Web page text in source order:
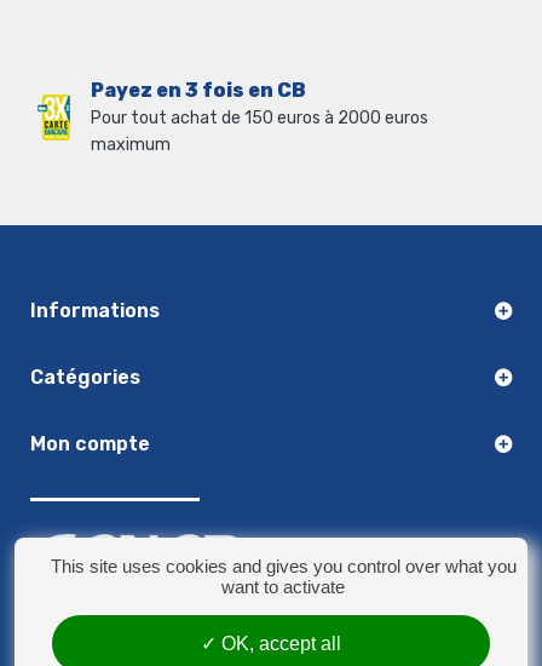
Payez en 3 fois en CB
Pour tout achat de 150 euros à 2000 euros
maximum
Informations
Catégories
Mon compte
This site uses cookies and gives you control over what you
want to activate
OK, accept all